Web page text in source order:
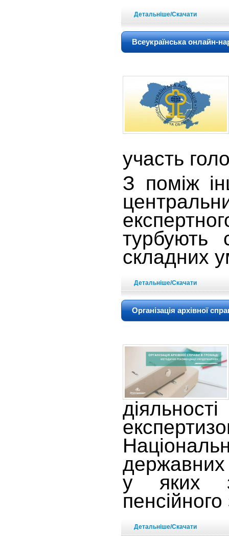
Детальніше/Скачати
Всеукраїнська онлайн-
участь
З поміж
турбують
складних
Детальніше/Скачати
Організація архівної
державних
у яких
Детальніше/Скачати